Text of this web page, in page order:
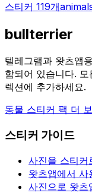
스티커 119개
bullterrier
텔레그램과 왓츠앱
함되어 있습니다.
렉션에 추가하세요.
동물 스티커 팩 더
스티커 가이드
사진을 스티
왓츠앱에서 사
사진으로 왓츠